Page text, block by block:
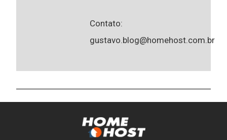
Contato:
gustavo.blog@homehost.com.br